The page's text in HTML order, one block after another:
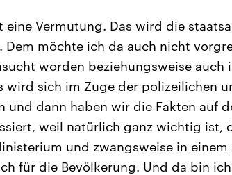
eine Vermutung. Das wird die
Dem möchte ich da auch nicht
worden beziehungsweise auch
wird sich im Zuge der polizeilichen
und dann haben wir die Fakten auf
weil natürlich ganz wichtig ist,
und zwangsweise in
für die Bevölkerung. Und da bin